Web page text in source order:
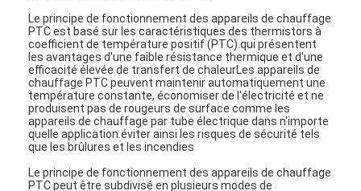
Le principe de fonctionnement des appareils de chauffage
PTC est basé sur les caractéristiques des thermistors à
coefficient de température positif (PTC).qui présentent
les avantages d'une faible résistance thermique et d'une
efficacité élevée de transfert de chaleurLes appareils de
chauffage PTC peuvent maintenir automatiquement une
température constante, économiser de l'électricité et ne
produisent pas de rougeurs de surface comme les
appareils de chauffage par tube électrique dans n'importe
quelle application.éviter ainsi les risques de sécurité tels
que les brûlures et les incendies
Le principe de fonctionnement des appareils de chauffage
PTC peut être subdivisé en plusieurs modes de